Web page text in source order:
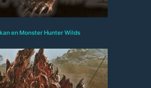
en Monster Hunter Wilds